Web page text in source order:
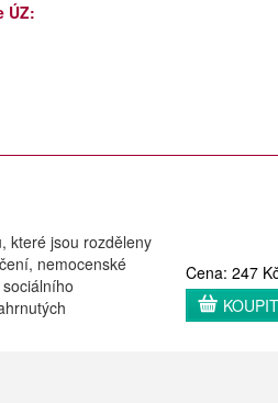
ÚZ:
které jsou rozděleny
nemocenské
Cena: 247
KOUPIT